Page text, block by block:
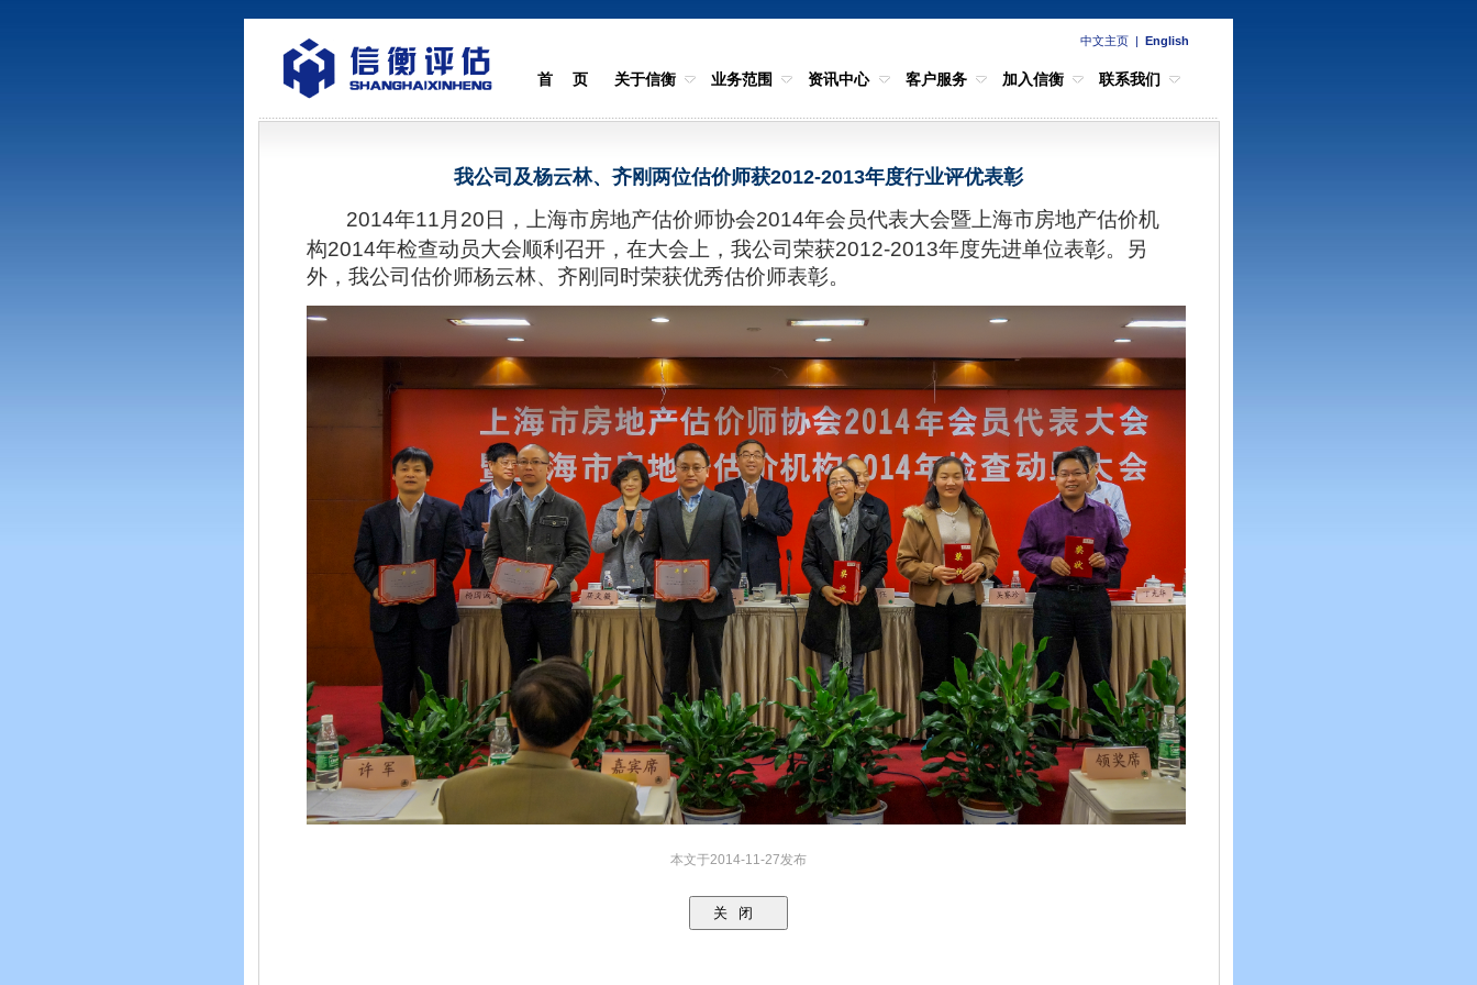
中文主页 | English
首 页 关于信衡 业务范围 资讯中心 客户服务 加入信衡 联系我们
我公司及杨云林、齐刚两位估价师获2012-2013年度行业评优表彰
2014年11 月 20 日，上海市房地产估价师协会2014年会员代表大会暨上海市房地产估价机
构2014年检查动员大会顺利召开，在大会上，我公司荣获2012-2013年度先进单位表彰。另
外，我公司估价师杨云林、齐刚同时荣获优秀估价师表彰。
本文于2014-11-27发布
关闭